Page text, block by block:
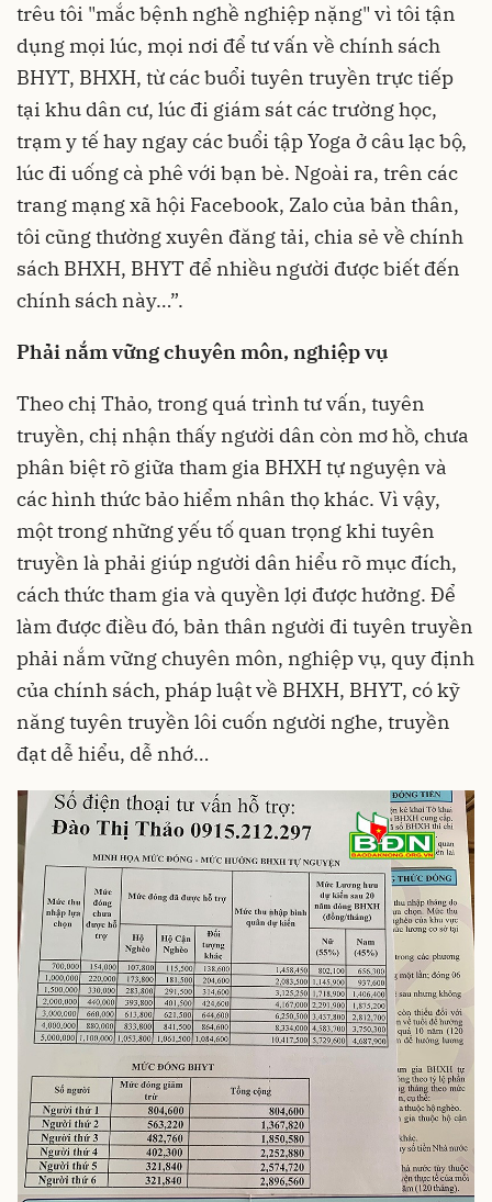
trêu tôi "mắc bệnh nghề nghiệp nặng" vì tôi tận
dụng mọi lúc, mọi nơi để tư vấn về chính sách
BHYT, BHXH, từ các buổi tuyên truyền trực tiếp
tại khu dân cư, lúc đi giám sát các trường học,
trạm y tế hay ngay các buổi tập Yoga ở câu lạc bộ,
lúc đi uống cà phê với bạn bè. Ngoài ra, trên các
trang mạng xã hội Facebook, Zalo của bản thân,
tôi cũng thường xuyên đăng tải, chia sẻ về chính
sách BHXH, BHYT để nhiều người được biết đến
chính sách này…”.
Phải nắm vững chuyên môn, nghiệp vụ
Theo chị Thảo, trong quá trình tư vấn, tuyên
truyền, chị nhận thấy người dân còn mơ hồ, chưa
phân biệt rõ giữa tham gia BHXH tự nguyện và
các hình thức bảo hiểm nhân thọ khác. Vì vậy,
một trong những yếu tố quan trọng khi tuyên
truyền là phải giúp người dân hiểu rõ mục đích,
cách thức tham gia và quyền lợi được hưởng. Để
làm được điều đó, bản thân người đi tuyên truyền
phải nắm vững chuyên môn, nghiệp vụ, quy định
của chính sách, pháp luật về BHXH, BHYT, có kỹ
năng tuyên truyền lôi cuốn người nghe, truyền
đạt dễ hiểu, dễ nhớ…